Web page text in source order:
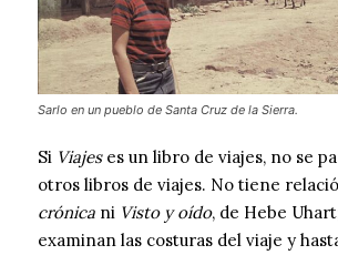
Sarlo en un pueblo de Santa Cruz de la Sierra.
Si Viajeses un libro de viajes, no se
otros libros de viajes. No tiene
crónica ni Visto y oído, de Hebe
examinan las costuras del viaje y